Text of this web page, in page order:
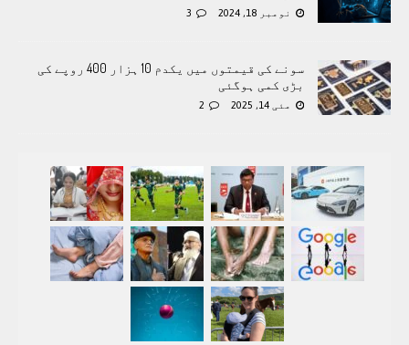
نومبر 18, 2024 3
سونے کی قیمتوں میں یکدم 10 ہزار 400 روپے کی
بڑی کمی ہوگئی
مئی 14, 2025 2